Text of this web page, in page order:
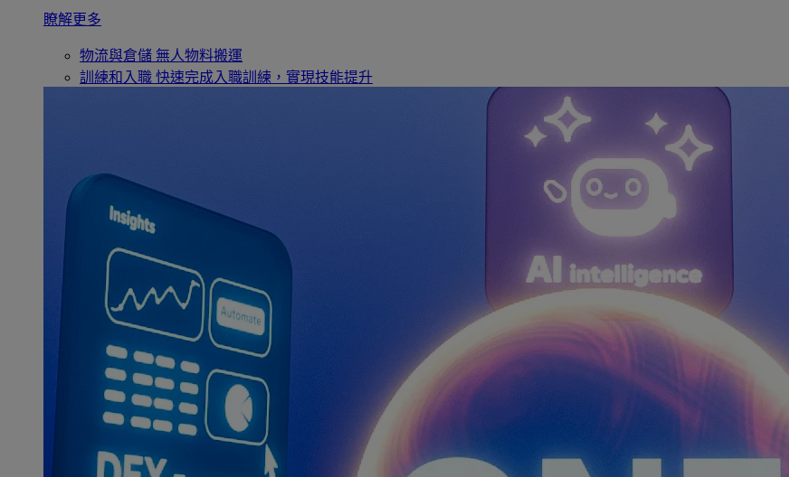
瞭解更多
物流與倉儲 無人物料搬運
訓練和入職 快速完成入職訓練，實現技能提升